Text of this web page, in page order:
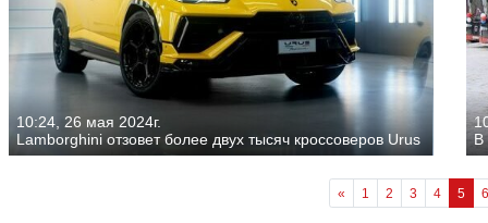
10:24, 26 мая 2024г.
Lamborghini отзовет более двух тысяч кроссоверов Urus
В
« 1 2 3 4 5 6